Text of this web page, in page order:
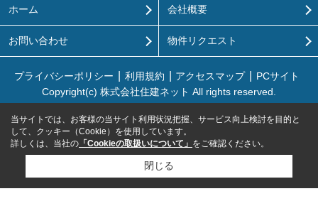
ホーム 会社概要
お問い合わせ 物件リクエスト
プライバシーポリシー 利用規約 アクセスマップ
PCサイト
Copyright(c) 株式会社住建ネット All rights reserved.
当サイトでは、お客様の当サイト利用状況把握、サービス向上検討を目的と
して、クッキー（Cookie）を使用しています。
詳しくは、当社の 「Cookieの取扱いについて」 をご確認ください。
閉じる